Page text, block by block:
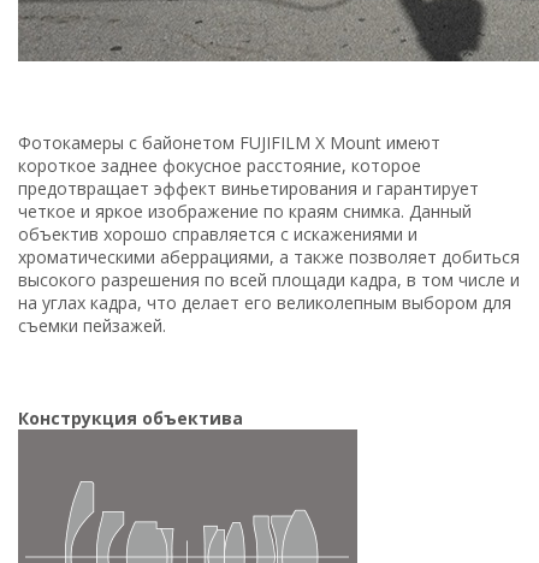
Фотокамеры с байонетом FUJIFILM X Mount имеют
короткое заднее фокусное расстояние, которое
предотвращает эффект виньетирования и гарантирует
четкое и яркое изображение по краям снимка. Данный
объектив хорошо справляется с искажениями и
хроматическими аберрациями, а также позволяет добиться
высокого разрешения по всей площади кадра, в том числе и
на углах кадра, что делает его великолепным выбором для
съемки пейзажей.
Конструкция объектива